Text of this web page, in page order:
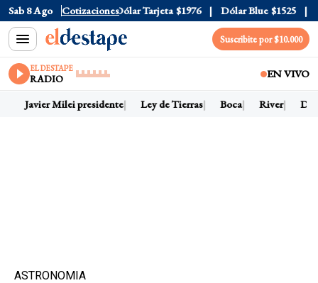
Sab 8 Ago Cotizaciones
Oficial $1520 Dólar Tarjeta $1976 Dólar Blue $1525
Suscribite por $10.000
EL DESTAPE
RADIO EN VIVO
Javier Milei presidente Ley de Tierras Boca River
ASTRONOMIA